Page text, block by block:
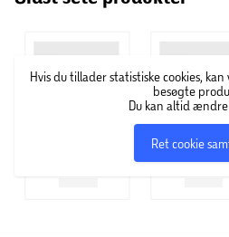
makeup og designede looks til.
række makeup produkter til
som før havde været forbeholdt
købes i detailsalg. Siden da har
større og større, og udvalget af
Hvis du tillader statistiske cookies,
besøgte
Du kan altid
Ret cookie